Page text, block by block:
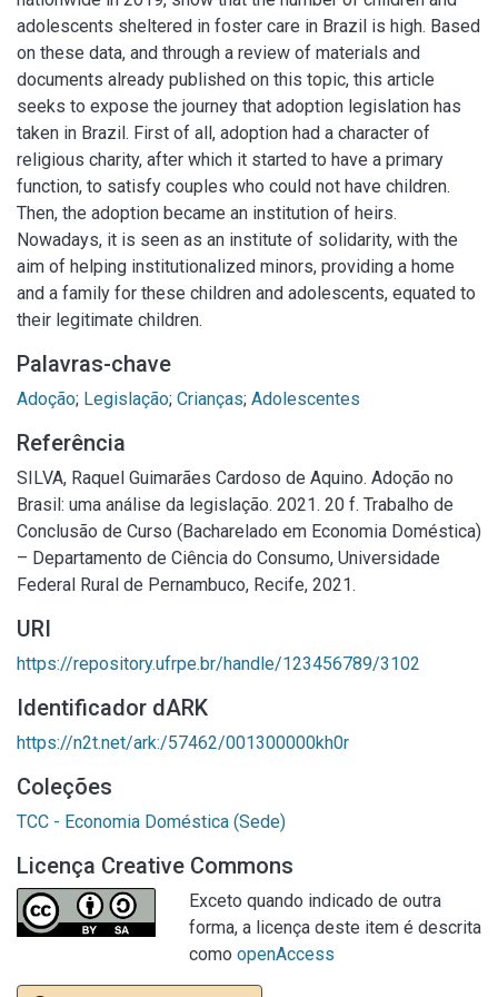
adolescents sheltered in foster care in Brazil is high. Based
on these data, and through a review of materials and
documents already published on this topic, this article
seeks to expose the journey that adoption legislation has
taken in Brazil. First of all, adoption had a character of
religious charity, after which it started to have a primary
function, to satisfy couples who could not have children.
Then, the adoption became an institution of heirs.
Nowadays, it is seen as an institute of solidarity, with the
aim of helping institutionalized minors, providing a home
and a family for these children and adolescents, equated to
their legitimate children.
Palavras-chave
Adoção; Legislação; Crianças; Adolescentes
Referência
SILVA, Raquel Guimarães Cardoso de Aquino. Adoção no
Brasil: uma análise da legislação. 2021. 20 f. Trabalho de
Conclusão de Curso (Bacharelado em Economia Doméstica)
– Departamento de Ciência do Consumo, Universidade
Federal Rural de Pernambuco, Recife, 2021.
URI
https://repository.ufrpe.br/handle/123456789/3102
Identificador dARK
https://n2t.net/ark:/57462/001300000kh0r
Coleções
TCC - Economia Doméstica (Sede)
Licença Creative Commons
Exceto quando indicado de outra
forma, a licença deste item é descrita
como openAccess